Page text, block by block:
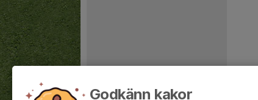
Godkänn kakor